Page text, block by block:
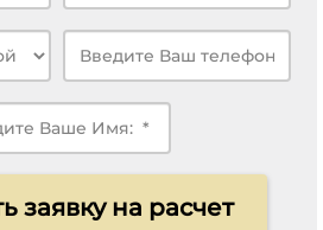
заявку на расчет